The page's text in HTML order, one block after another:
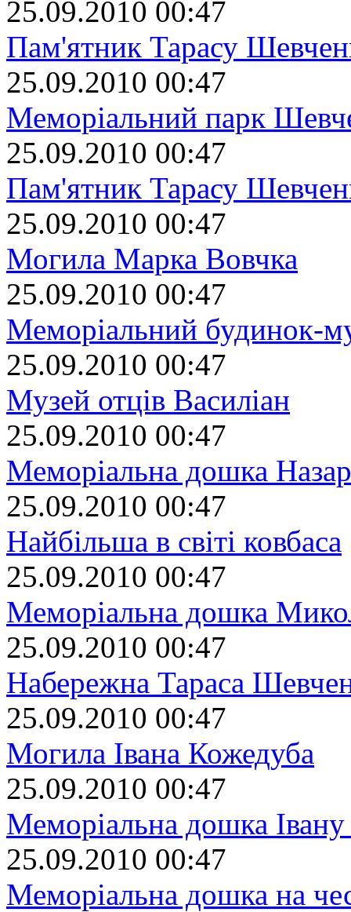
25.09.2010 00:47
Пам'ятник Тарасу
25.09.2010 00:47
Меморіальний парк
25.09.2010 00:47
Пам'ятник Тарасу
25.09.2010 00:47
Могила Марка Вовчка
25.09.2010 00:47
Меморіальний будинок-
25.09.2010 00:47
Музей отців Василіан
25.09.2010 00:47
Меморіальна дошка
25.09.2010 00:47
Найбільша в світі ковбаса
25.09.2010 00:47
Меморіальна дошка
25.09.2010 00:47
Набережна Тараса
25.09.2010 00:47
Могила Івана Кожедуба
25.09.2010 00:47
Меморіальна дошка
25.09.2010 00:47
Меморіальна дошка на